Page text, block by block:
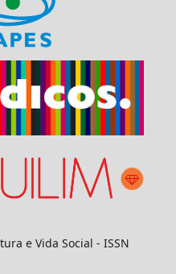
e Vida Social - ISSN